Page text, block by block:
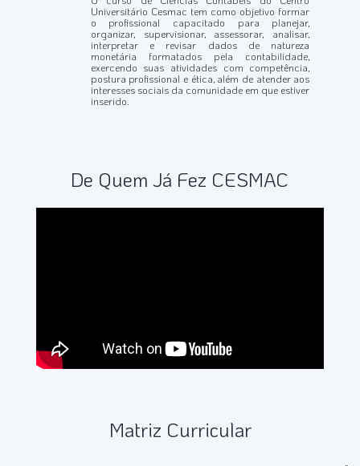
Universitário Cesmac tem como objetivo formar
o profissional capacitado para planejar,
organizar, supervisionar, assessorar, analisar,
interpretar e revisar dados de natureza
monetária formatados pela contabilidade,
exercendo suas atividades com competência,
postura profissional e ética, além de atender aos
interesses sociais da comunidade em que estiver
inserido.
De Quem Já Fez CESMAC
Matriz Curricular